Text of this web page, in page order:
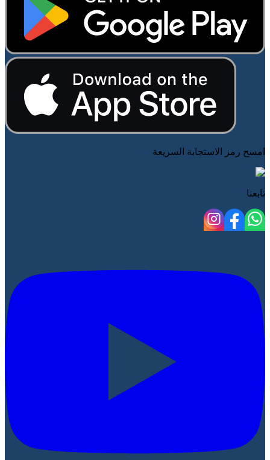
امسح رمز الاستجابة السريعة
تابعنا